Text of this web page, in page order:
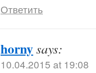
Ответить
hornysays:
10.04.2015 at 19:08